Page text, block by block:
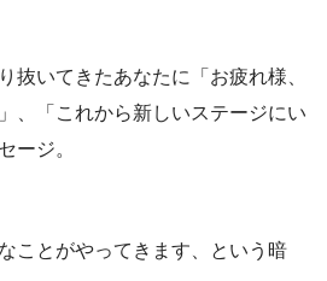
抜いてきたあなたに「お疲れ様、
、「これから新しいステージにい
ージ。
ことがやってきます、という暗